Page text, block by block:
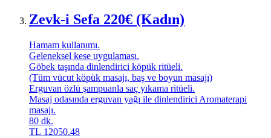
Zevk-i Sefa 220€ (Kadın)
Hamam kullanımı.
Geleneksel kese uygulaması.
Göbek taşında dinlendirici köpük ritüeli.
(Tüm vücut köpük masajı, baş ve boyun masajı)
Erguvan özlü şampuanla saç yıkama ritüeli.
Masaj odasında erguvan yağı ile dinlendirici Aromaterapi
masajı.
80 dk.
TL 12050.48